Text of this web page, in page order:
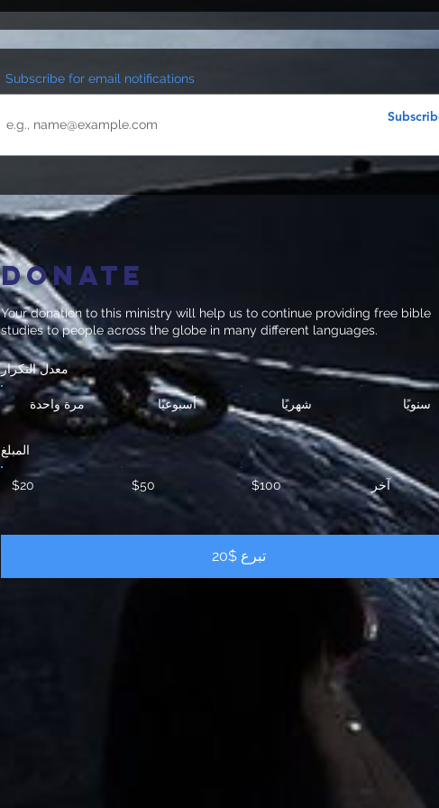
Subscribe for email notifications
Donate
Your donation to this ministry will help us to continue providing free bible
studies to people across the globe in many different languages.
معدل التكرار
مرة واحدة أسبوعيًا شهريًا سنويًا
المبلغ
$20 $50 $100 آخر
تبرع $20